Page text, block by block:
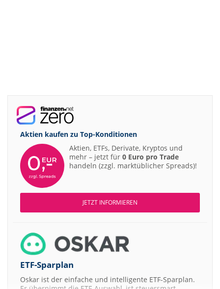
Aktien kaufen zu Top-Konditionen
Aktien, ETFs, Derivate, Kryptos und
mehr – jetzt für 0 Euro pro Trade
handeln (zzgl. marktüblicher Spreads)!
JETZT INFORMIEREN
ETF-Sparplan
Oskar ist der einfache und intelligente ETF-Sparplan.